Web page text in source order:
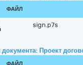
ФАЙЛ
sign.p7s
документа: Проект